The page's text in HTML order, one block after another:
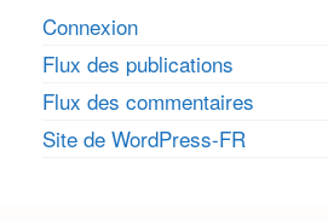
Connexion
Flux des publications
Flux des commentaires
Site de WordPress-FR